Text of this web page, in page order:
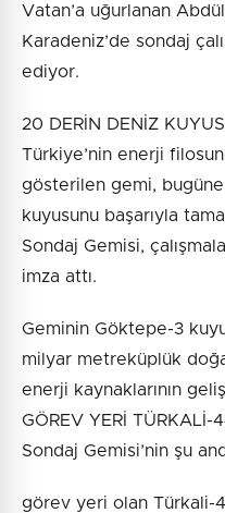
Vatan’a uğurlanan
Karadeniz’de sondaj
ediyor.
20 DERİN DENİZ
Türkiye’nin enerji
gösterilen gemi,
kuyusunu başarıyla
Sondaj Gemisi,
imza attı.
Geminin Göktepe-3
milyar metreküplük
enerji kaynaklarının
GÖREV YERİ
Sondaj Gemisi’nin şu
görev yeri olan Türkali-